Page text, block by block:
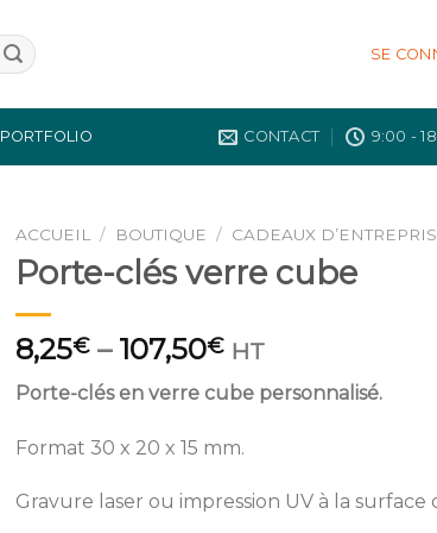
SE
PORTFOLIO CONTACT 9:00 -
ACCUEIL / BOUTIQUE / CADEAUX
Porte-clés verre cube
8,25€ – 107,50€ HT
Porte-clés en verre cube personnalisé.
Format 30 x 20 x 15 mm.
Gravure laser ou impression UV à la surface